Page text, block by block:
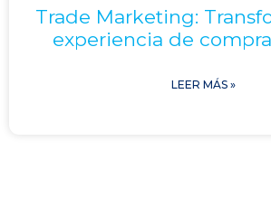
Trade Marketing:
experiencia de
LEER MÁS »